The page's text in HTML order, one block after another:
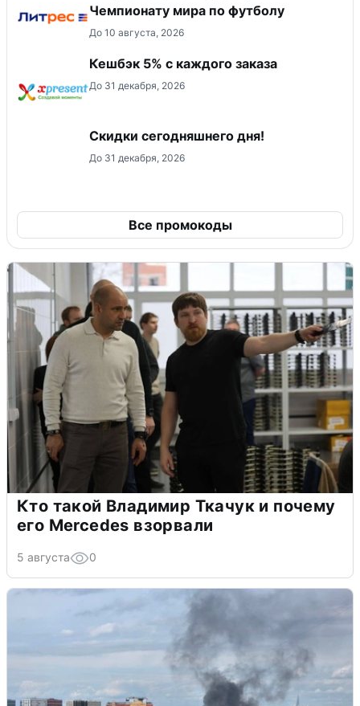
Чемпионату мира по футболу
До 10 августа, 2026
Кешбэк 5% с каждого заказа
До 31 декабря, 2026
Скидки сегодняшнего дня!
До 31 декабря, 2026
Все промокоды
Кто такой Владимир Ткачук и почему
его Mercedes взорвали
5 августа 0